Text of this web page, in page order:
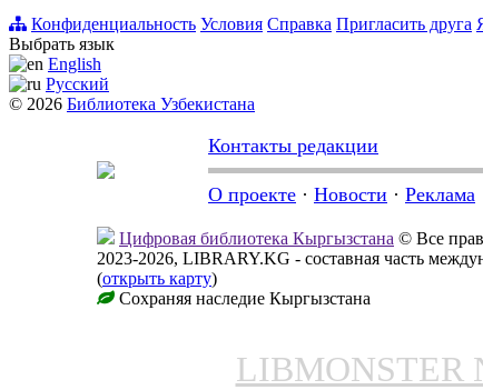
Конфиденциальность Условия Справка Пригласить друга
Выбрать язык
English
Русский
© 2026 Библиотека Узбекистана
Контакты редакции
О проекте · Новости · Реклама
Цифровая библиотека Кыргызстана © Все
2023-2026, LIBRARY.KG - составная часть
(открыть карту)
Сохраняя наследие Кыргызстана
LIBMONSTER